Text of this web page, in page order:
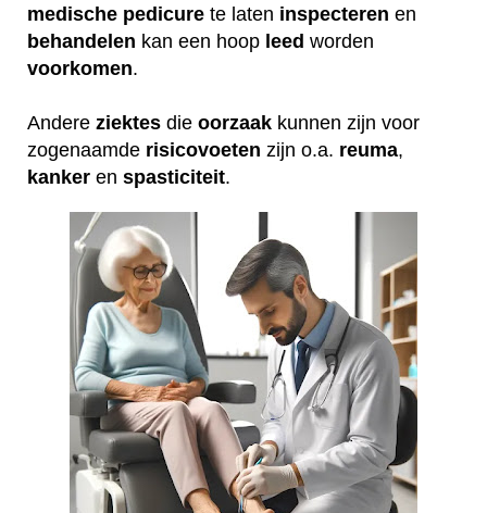
medische pedicure te laten inspecteren en
behandelen kan een hoop leed worden
voorkomen.
Andere ziektes die oorzaak kunnen zijn voor
zogenaamde risicovoeten zijn o.a. reuma,
kanker en spasticiteit.